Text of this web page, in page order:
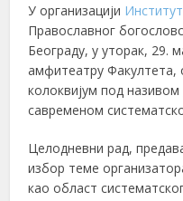
У организацији
Православног
Београду, у уторак, 29.
амфитеатру Факултета,
колоквијум под
савременом
Целодневни рад,
избор теме
као област